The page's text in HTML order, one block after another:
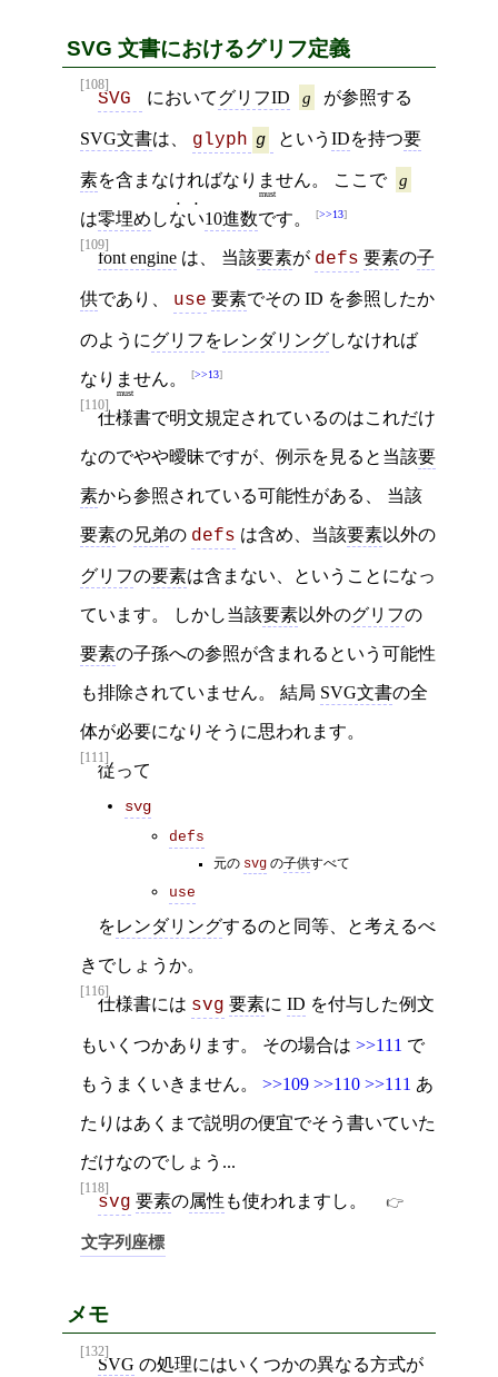
SVG 文書におけるグリフ定義
[108]
SVG においてグリフID g が参照する
SVG文書は、 glyph g という IDを持つ要
素を含まなければなりません
must
。 ここで g
は零埋め しない10進数です。 >>13
[109]
font engine は、 当該要素が defs 要素の子
供であり、 use 要素でその ID を参照したか
のようにグリフ をレンダリングしなければ
なりません
must
。 >>13
[110]
仕様書で明文規定されているのはこれだけ
なのでやや曖昧ですが、例示を見ると当該要
素から参照されている可能性がある、 当該
要素の兄弟の defs は含め、当該要素以外の
グリフの要素は含まない、ということになっ
ています。 しかし当該要素以外のグリフの
要素の子孫への参照が含まれるという可能性
も排除されていません。 結局 SVG文書の全
体が必要になりそうに思われます。
[111]
従って
svg
defs
元の svg の子供すべて
use
をレンダリングするのと同等、と考えるべ
きでしょうか。
[116]
仕様書には svg 要素に ID を付与した例文
もいくつかあります。 その場合は >>111 で
もうまくいきません。 >>109 >>110 >>111 あ
たりはあくまで説明の便宜でそう書いていた
だけなのでしょう...
[118]
svg 要素の属性 も使われますし。
文字列座標
メモ
[132]
SVG の処理にはいくつかの異なる方式が